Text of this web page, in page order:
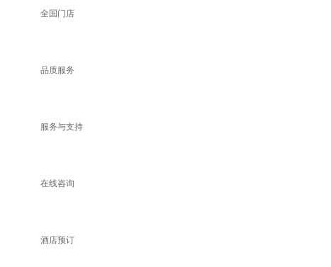
全国门店
品质服务
服务与支持
在线咨询
酒店预订